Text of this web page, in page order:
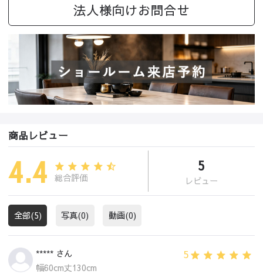
法人様向けお問合せ
商品レビュー
4.4 総合評価
5
レビュー
全部(5) 写真(0) 動画(0)
***** さん 5
幅60cm丈130cm